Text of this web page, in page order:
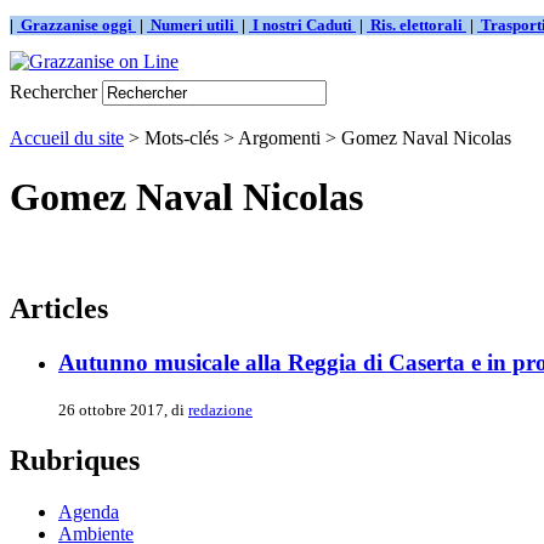
| Grazzanise oggi | Numeri utili | I nostri Caduti | Ris. elettorali |
Rechercher
Accueil du site > Mots-clés > Argomenti > Gomez Naval Nicolas
Gomez Naval Nicolas
Articles
Autunno musicale alla Reggia di Caserta e in
26 ottobre 2017, di redazione
Rubriques
Agenda
Ambiente